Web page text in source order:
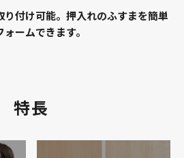
付け可能。押入れのふすまを簡単
ームできます。
特長